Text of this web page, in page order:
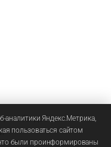
, чтобы добавлять
аналитики Яндекс.Метрика,
пользоваться сайтом
были проинформированы